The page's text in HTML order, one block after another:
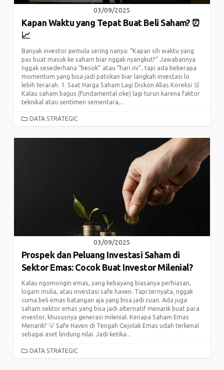
03/09/2025
Kapan Waktu yang Tepat Buat Beli Saham? ⏰
📈
Banyak investor pemula sering nanya: “Kapan sih waktu yang
pas buat masuk ke saham biar nggak nyangkut?” Jawabannya
nggak sesederhana “besok” atau “hari ini”, tapi ada beberapa
momentum yang bisa jadi patokan biar langkah investasi lo
lebih terarah. 1. Saat Harga Saham Lagi Diskon Alias Koreksi 🛒
Kalau saham bagus (fundamental oke) lagi turun karena faktor
teknikal atau sentimen sementara,...
CATEGORIES
DATA STRATEGIC
03/09/2025
Prospek dan Peluang Investasi Saham di
Sektor Emas: Cocok Buat Investor Milenial?
Kalau ngomongin emas, yang kebayang biasanya perhiasan,
logam mulia, atau investasi safe haven. Tapi ternyata, nggak
cuma beli emas batangan aja yang bisa jadi cuan. Ada juga
saham sektor emas yang bisa jadi alternatif menarik buat para
investor, khususnya generasi milenial. Kenapa Saham Emas
Menarik? 💡 Safe Haven di Tengah Gejolak Emas udah terkenal
sebagai aset lindung nilai. Jadi ketika...
CATEGORIES
DATA STRATEGIC